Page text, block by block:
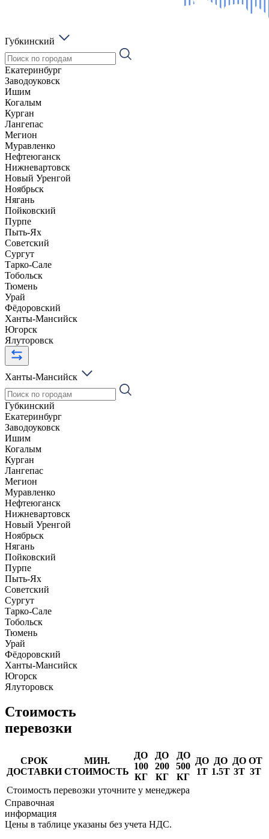
Губкинский
Екатеринбург
Заводоуковск
Ишим
Когалым
Курган
Лангепас
Мегион
Муравленко
Нефтеюганск
Нижневартовск
Новый Уренгой
Ноябрьск
Нягань
Пойковский
Пурпе
Пыть-Ях
Советский
Сургут
Тарко-Сале
Тобольск
Тюмень
Урай
Фёдоровский
Ханты-Мансийск
Югорск
Ялуторовск
Ханты-Мансийск
Губкинский
Екатеринбург
Заводоуковск
Ишим
Когалым
Курган
Лангепас
Мегион
Муравленко
Нефтеюганск
Нижневартовск
Новый Уренгой
Ноябрьск
Нягань
Пойковский
Пурпе
Пыть-Ях
Советский
Сургут
Тарко-Сале
Тобольск
Тюмень
Урай
Фёдоровский
Ханты-Мансийск
Югорск
Ялуторовск
Стоимость
перевозки
СРОК
ДОСТАВКИ
МИН.
СТОИМОСТЬ
ДО
100
КГ
ДО
200
КГ
ДО
500
КГ
ДО
1Т
ДО
1.5Т
ДО
3Т
ОТ
3Т
Стоимость перевозки уточните у менеджера
Справочная
информация
Цены в таблице указаны без учета НДС.